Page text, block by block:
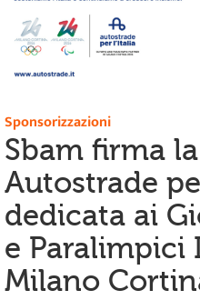
Sponsorizzazioni
Sbam firma
Autostrade
dedicata ai
e Paralimpici
Milano